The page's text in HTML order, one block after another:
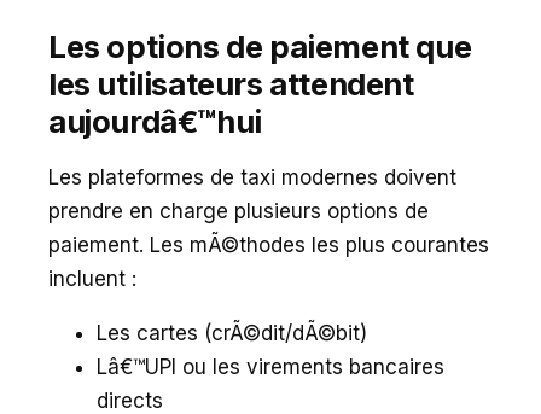
Les options de paiement que
les utilisateurs attendent
aujourdâ€™hui
Les plateformes de taxi modernes doivent
prendre en charge plusieurs options de
paiement. Les mÃ©thodes les plus courantes
incluent :
Les cartes (crÃ©dit/dÃ©bit)
Lâ€™UPI ou les virements bancaires
directs